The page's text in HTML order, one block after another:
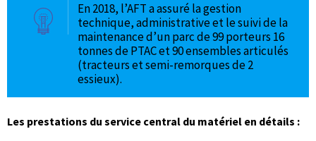
En 2018, l’AFT a assuré la gestion
technique, administrative et le suivi de la
maintenance d’un parc de 99 porteurs 16
tonnes de PTAC et 90 ensembles articulés
(tracteurs et semi-remorques de 2
essieux).
Les prestations du service central du matériel en détails :